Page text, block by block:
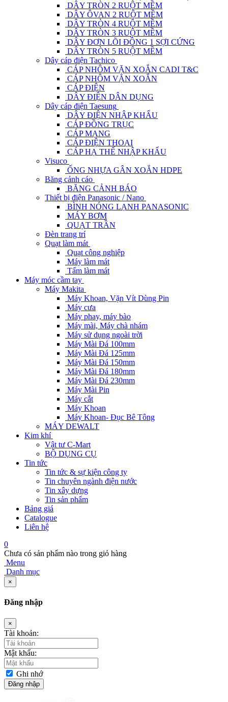
DÂY TRÒN 2 RUỘT MỀM
DÂY ÔVAN 2 RUỘT MỀM
DÂY TRÒN 4 RUỘT MỀM
DÂY TRÒN 3 RUỘT MỀM
DÂY ĐƠN LÕI ĐỒNG 1 SỢI CỨNG
DÂY TRÒN 5 RUỘT MỀM
Dây cáp điện Tachico
CÁP NHÔM VẶN XOẮN CADI T&C
CÁP NHÔM VẶN XOẮN
CÁP ĐIỆN
DÂY ĐIỆN DÂN DỤNG
Dây cáp điện Taesung
DÂY ĐIỆN NHẬP KHẨU
CÁP ĐỒNG TRỤC
CÁP MẠNG
CÁP ĐIỆN THOẠI
CÁP HẠ THẾ NHẬP KHẨU
Visuco
ỐNG NHỰA GÂN XOẮN HDPE
Băng cảnh cáo
BĂNG CẢNH BÁO
Thiết bị điện Panasonic / Nano
BÌNH NÓNG LẠNH PANASONIC
MÁY BƠM
QUẠT TRẦN
Đèn trang trí
Quạt làm mát
Quạt công nghiệp
Máy làm mát
Tấm làm mát
Máy móc cầm tay
Máy Makita
Máy Khoan, Vặn Vít Dùng Pin
Máy cưa
Máy phay, máy bào
Máy mài, Máy chà nhám
Máy sử dụng ngoài trời
Máy Mài Đá 100mm
Máy Mài Đá 125mm
Máy Mài Đá 150mm
Máy Mài Đá 180mm
Máy Mài Đá 230mm
Máy Mài Pin
Máy cắt
Máy Khoan
Máy Khoan- Đục Bê Tông
MÁY DEWALT
Kim khí
Vật tư C-Mart
BỘ DỤNG CỤ
Tin tức
Tin tức & sự kiện công ty
Tin chuyên ngành điện nước
Tin xây dựng
Tin sản phẩm
Bảng giá
Catalogue
Liên hệ
0
Chưa có sản phẩm nào trong giỏ hàng
Menu
Danh mục
×
Đăng nhập
×
Tài khoản:
Mật khẩu:
Ghi nhớ